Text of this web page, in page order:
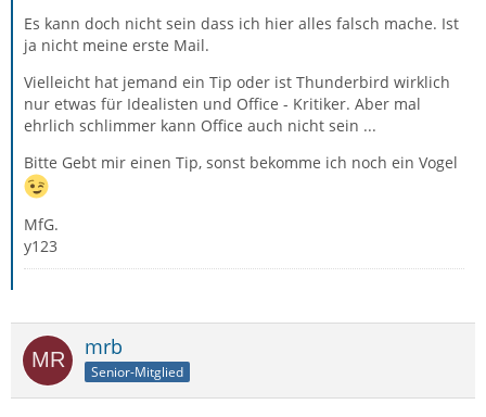
Es kann doch nicht sein dass ich hier alles falsch mache. Ist
ja nicht meine erste Mail.
Vielleicht hat jemand ein Tip oder ist Thunderbird wirklich
nur etwas für Idealisten und Office - Kritiker. Aber mal
ehrlich schlimmer kann Office auch nicht sein ...
Bitte Gebt mir einen Tip, sonst bekomme ich noch ein Vogel
MfG.
y123
mrb
Senior-Mitglied